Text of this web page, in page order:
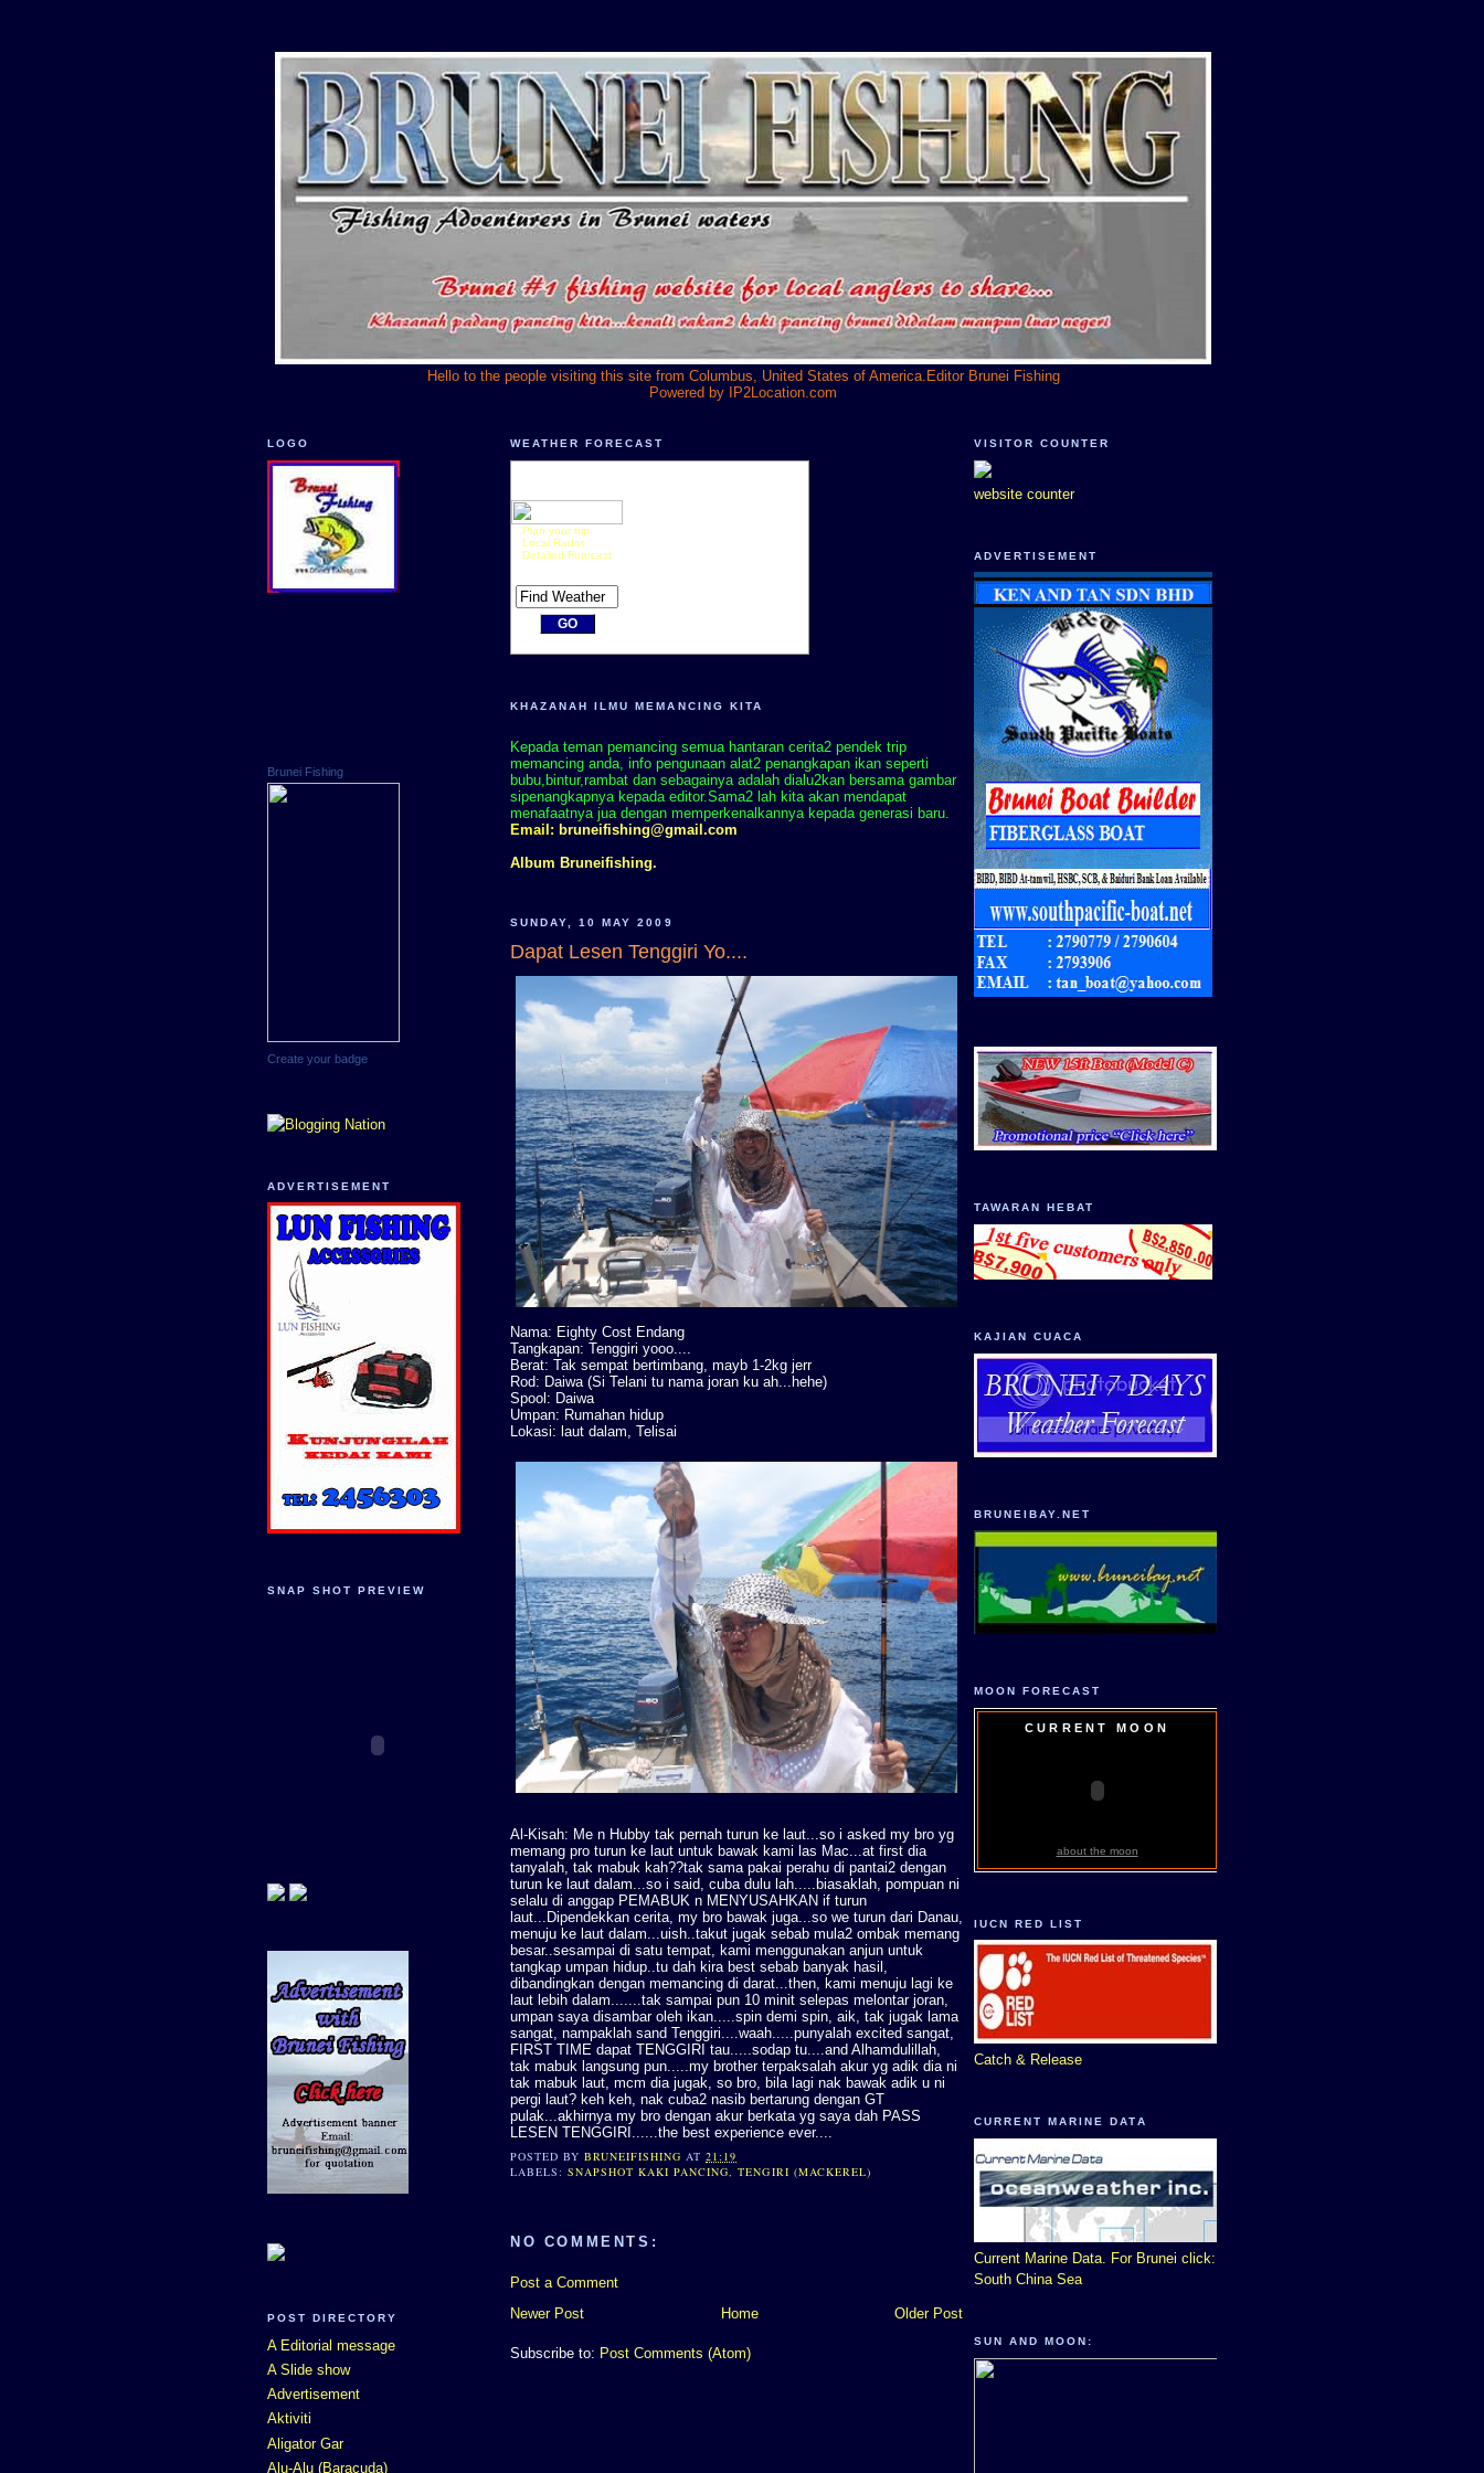
Hello to the people visiting this site from Columbus, United States of America.Editor Brunei Fishing
Powered by
IP2Location.com
LOGO
Brunei Fishing
Create your badge
ADVERTISEMENT
SNAP SHOT PREVIEW
POST DIRECTORY
A Editorial message
A Slide show
Advertisement
Aktiviti
Aligator Gar
Alu-Alu (Baracuda)
WEATHER FORECAST
Plan your trip
Local Radar
Detailed Forecast
KHAZANAH ILMU MEMANCING KITA
Kepada teman pemancing semua hantaran cerita2 pendek trip
memancing anda, info pengunaan alat2 penangkapan ikan seperti
bubu,bintur,rambat dan sebagainya adalah dialu2kan bersama gambar
sipenangkapnya kepada editor.Sama2 lah kita akan mendapat
menafaatnya jua dengan memperkenalkannya kepada generasi baru.
Email: bruneifishing@gmail.com
Album Bruneifishing.
SUNDAY, 10 MAY 2009
Dapat Lesen Tenggiri Yo....
Nama: Eighty Cost Endang
Tangkapan: Tenggiri yooo....
Berat: Tak sempat bertimbang, mayb 1-2kg jerr
Rod: Daiwa (Si Telani tu nama joran ku ah...hehe)
Spool: Daiwa
Umpan: Rumahan hidup
Lokasi: laut dalam, Telisai
Al-Kisah: Me n Hubby tak pernah turun ke laut...so i asked my bro yg
memang pro turun ke laut untuk bawak kami las Mac...at first dia
tanyalah, tak mabuk kah??tak sama pakai perahu di pantai2 dengan
turun ke laut dalam...so i said, cuba dulu lah.....biasaklah, pompuan ni
selalu di anggap PEMABUK n MENYUSAHKAN if turun
laut...Dipendekkan cerita, my bro bawak juga...so we turun dari Danau,
menuju ke laut dalam...uish..takut jugak sebab mula2 ombak memang
besar..sesampai di satu tempat, kami menggunakan anjun untuk
tangkap umpan hidup..tu dah kira best sebab banyak hasil,
dibandingkan dengan memancing di darat...then, kami menuju lagi ke
laut lebih dalam.......tak sampai pun 10 minit selepas melontar joran,
umpan saya disambar oleh ikan.....spin demi spin, aik, tak jugak lama
sangat, nampaklah sand Tenggiri....waah.....punyalah excited sangat,
FIRST TIME dapat TENGGIRI tau.....sodap tu....and Alhamdulillah,
tak mabuk langsung pun.....my brother terpaksalah akur yg adik dia ni
tak mabuk laut, mcm dia jugak, so bro, bila lagi nak bawak adik u ni
pergi laut? keh keh, nak cuba2 nasib bertarung dengan GT
pulak...akhirnya my bro dengan akur berkata yg saya dah PASS
LESEN TENGGIRI......the best experience ever....
POSTED BYBRUNEIFISHING AT21:19
LABELS:SNAPSHOT KAKI PANCING,TENGIRI (MACKEREL)
NO COMMENTS:
Post a Comment
Newer Post
Older Post
Home
Subscribe to: Post Comments (Atom)
VISITOR COUNTER
website counter
ADVERTISEMENT
TAWARAN HEBAT
KAJIAN CUACA
BRUNEIBAY.NET
MOON FORECAST
CURRENT MOON
about the moon
IUCN RED LIST
Catch & Release
CURRENT MARINE DATA
Current Marine Data. For Brunei click:
South China Sea
SUN AND MOON: